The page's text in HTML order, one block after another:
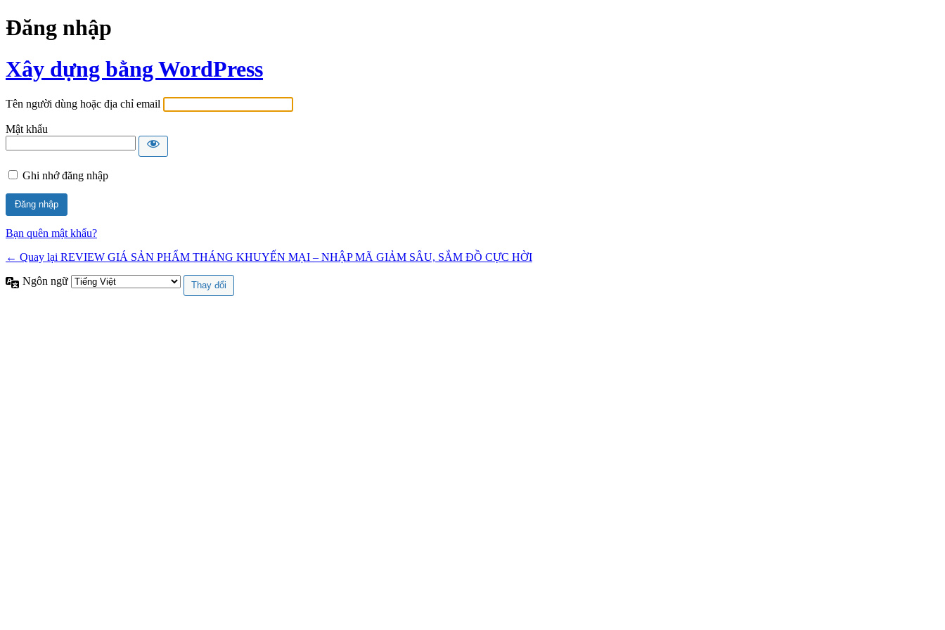
Đăng nhập
Xây dựng bằng WordPress
Tên người dùng hoặc địa chỉ email
Mật khẩu
Ghi nhớ đăng nhập
Bạn quên mật khẩu?
← Quay lại REVIEW GIÁ SẢN PHẨM THÁNG KHUYẾN MẠI – NHẬP MÃ GIẢM SÂU, SẮM ĐỒ CỰC HỜI
Ngôn ngữ